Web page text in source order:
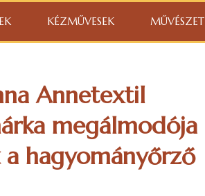
KÉZMŰVESEK MŰVÉSZET
Annetextil
megálmodója
hagyományőrző